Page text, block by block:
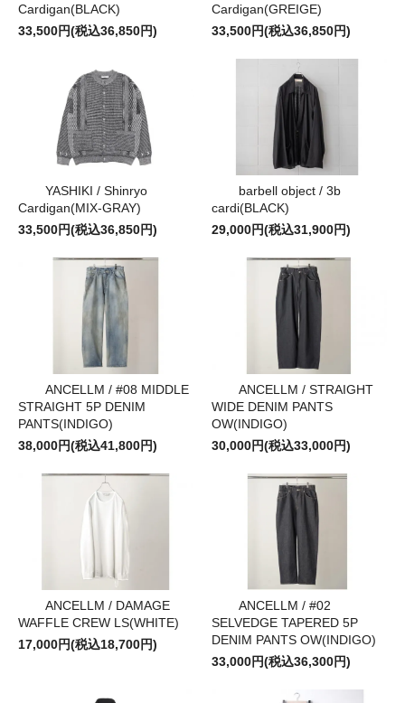
Cardigan(BLACK)
33,500円(税込36,850円)
Cardigan(GREIGE)
33,500円(税込36,850円)
YASHIKI / Shinryo
Cardigan(MIX-GRAY)
33,500円(税込36,850円)
barbell object / 3b
cardi(BLACK)
29,000円(税込31,900円)
ANCELLM / #08 MIDDLE
STRAIGHT 5P DENIM
PANTS(INDIGO)
38,000円(税込41,800円)
ANCELLM / STRAIGHT
WIDE DENIM PANTS
OW(INDIGO)
30,000円(税込33,000円)
ANCELLM / DAMAGE
WAFFLE CREW LS(WHITE)
17,000円(税込18,700円)
ANCELLM / #02
SELVEDGE TAPERED 5P
DENIM PANTS OW(INDIGO)
33,000円(税込36,300円)